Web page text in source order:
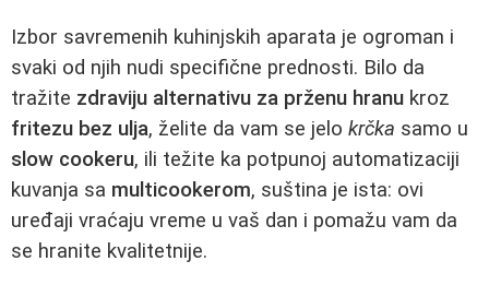
Izbor savremenih kuhinjskih aparata je ogroman i
svaki od njih nudi specifične prednosti. Bilo da
tražite zdraviju alternativu za prženu hranu kroz
fritezu bez ulja, želite da vam se jelo krčka samo u
slow cookeru, ili težite ka potpunoj automatizaciji
kuvanja sa multicookerom, suština je ista: ovi
uređaji vraćaju vreme u vaš dan i pomažu vam da
se hranite kvalitetnije.